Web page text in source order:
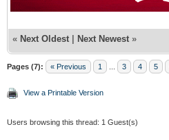
« Next Oldest | Next Newest »
Pages (7): « Previous 1 3 4 5
View a Printable Version
Users browsing this thread: 1 Guest(s)